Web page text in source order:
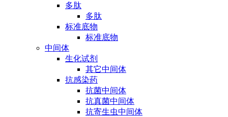
多肽
多肽
标准底物
标准底物
中间体
生化试剂
其它中间体
抗感染药
抗菌中间体
抗真菌中间体
抗寄生虫中间体